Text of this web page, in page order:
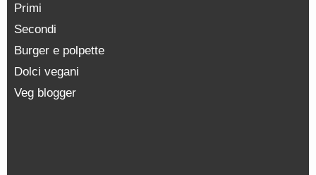
Primi
Secondi
Burger e polpette
Dolci vegani
Veg blogger